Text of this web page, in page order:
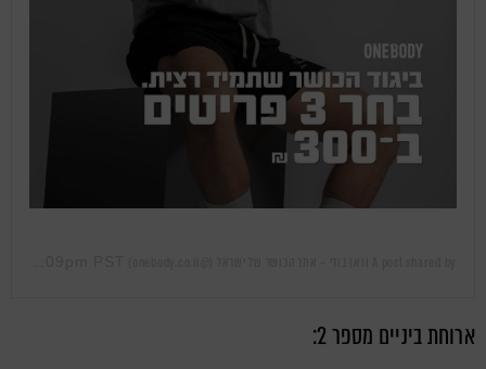
ארוחת ביניים מספר 2: